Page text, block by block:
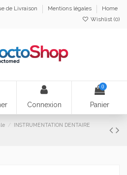
de Livraison Mentions légales
Home
Wishlist (0)
Connexion
0
Panier
INSTRUMENTATION DENTAIRE